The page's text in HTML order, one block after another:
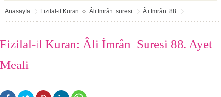
Anasayfa Fizilal-il Kuran Âli İmrân suresi Âli İmrân 88
Fizilal-il Kuran: Âli İmrân Suresi 88. Ayet
Meali